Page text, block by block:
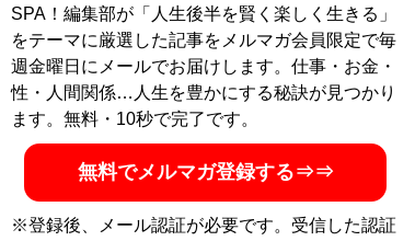
書を読むこと。 Twitter：@shin_yamaguchi_
記事一覧へ
SPA！編集部が「人生後半を賢く楽しく生きる」
をテーマに厳選した記事をメルマガ会員限定で毎
週金曜日にメールでお届けします。仕事・お金・
性・人間関係…人生を豊かにする秘訣が見つかり
ます。無料・10秒で完了です。
無料でメルマガ登録する⇒⇒
※登録後、メール認証が必要です。受信した認証